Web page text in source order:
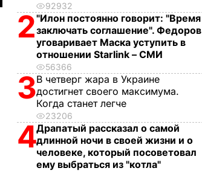
92932
2"Илон постоянно говорит: "Время
заключать соглашение". Федоров
уговаривает Маска уступить в
отношении Starlink – СМИ
56366
3В четверг жара в Украине
достигнет своего максимума.
Когда станет легче
23206
4Драпатый рассказал о самой
длинной ночи в своей жизни и о
человеке, который посоветовал
ему выбраться из "котла"